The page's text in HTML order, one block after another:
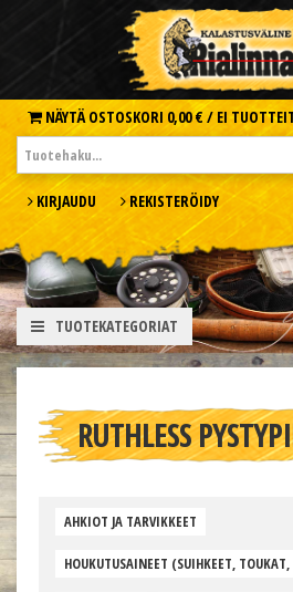
NÄYTÄ OSTOSKORI 0,00 € / EI
KIRJAUDU REKISTERÖIDY
TUOTEKATEGORIAT
RUTHLESS
AHKIOT JA TARVIKKEET
HOUKUTUSAINEET (SUIHKEET,